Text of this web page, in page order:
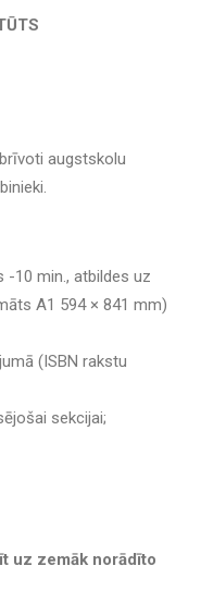
augstskolu
10 min., atbildes uz
А1 594 × 841 mm)
(ISBN rakstu
sekcijai;
uz zemāk norādīto